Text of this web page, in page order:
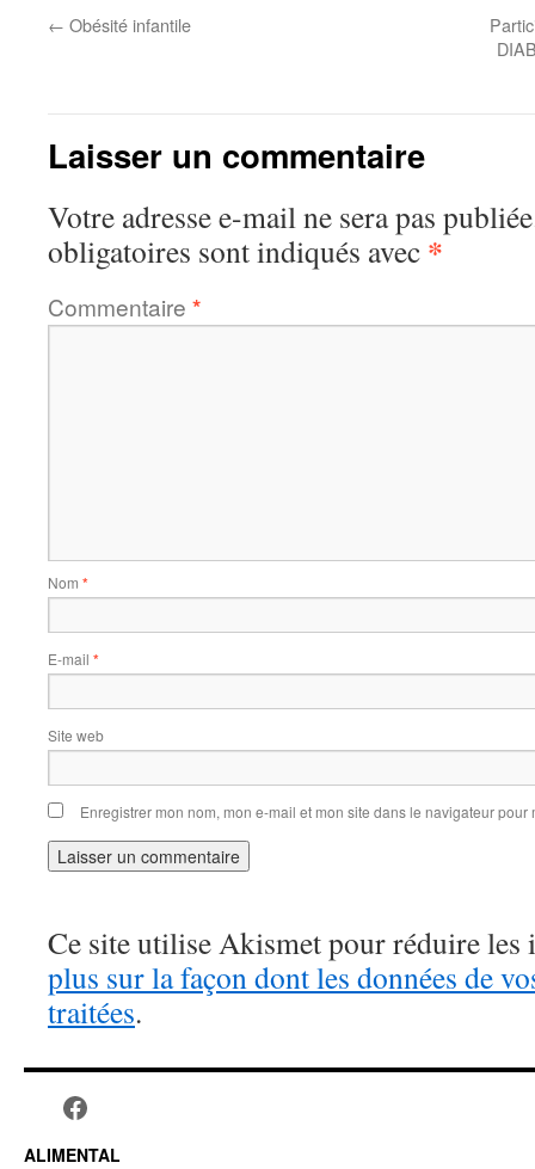
← Obésité infantile
Laisser un commentaire
Votre adresse e-mail ne sera pas
obligatoires sont indiqués avec *
Commentaire *
Nom *
E-mail *
Site web
Enregistrer mon nom, mon e-mail et mon site dans le navigateur
Ce site utilise Akismet pour réduire les
plus sur la façon dont les données de
traitées.
ALIMENTAL